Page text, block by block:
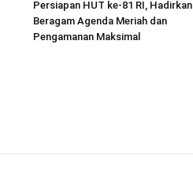
Persiapan HUT ke-81 RI, Hadirkan
Beragam Agenda Meriah dan
Pengamanan Maksimal